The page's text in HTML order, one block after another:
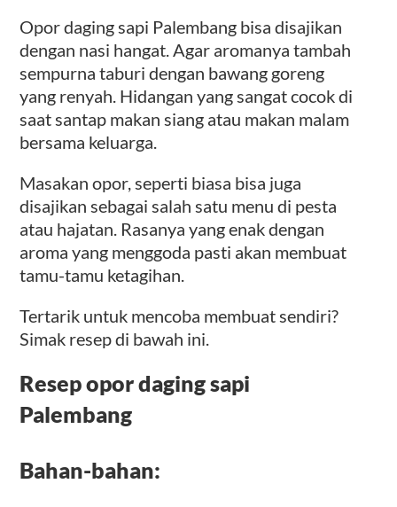
Opor daging sapi Palembang bisa disajikan
dengan nasi hangat. Agar aromanya tambah
sempurna taburi dengan bawang goreng
yang renyah. Hidangan yang sangat cocok di
saat santap makan siang atau makan malam
bersama keluarga.
Masakan opor, seperti biasa bisa juga
disajikan sebagai salah satu menu di pesta
atau hajatan. Rasanya yang enak dengan
aroma yang menggoda pasti akan membuat
tamu-tamu ketagihan.
Tertarik untuk mencoba membuat sendiri?
Simak resep di bawah ini.
Resep opor daging sapi
Palembang
Bahan-bahan: